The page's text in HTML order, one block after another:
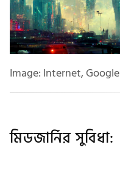
Image: Internet, Google
মিডজার্নির সুবিধা: